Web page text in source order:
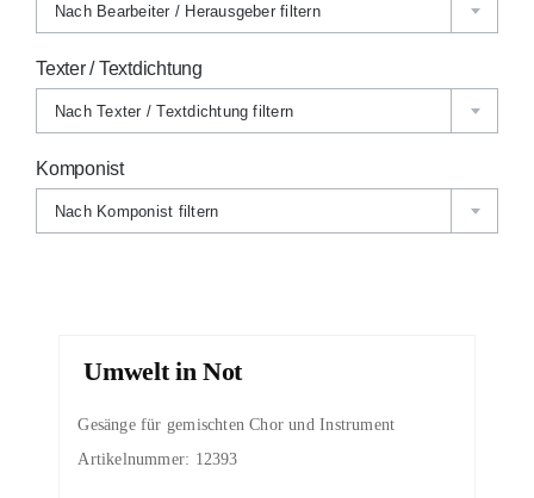
Umwelt in Not
Gesänge für gemischten Chor und Instrument
Artikelnummer: 12393
Nach Bearbeiter / Herausgeber filtern
Texter / Textdichtung
Nach Texter / Textdichtung filtern
Komponist
Nach Komponist filtern